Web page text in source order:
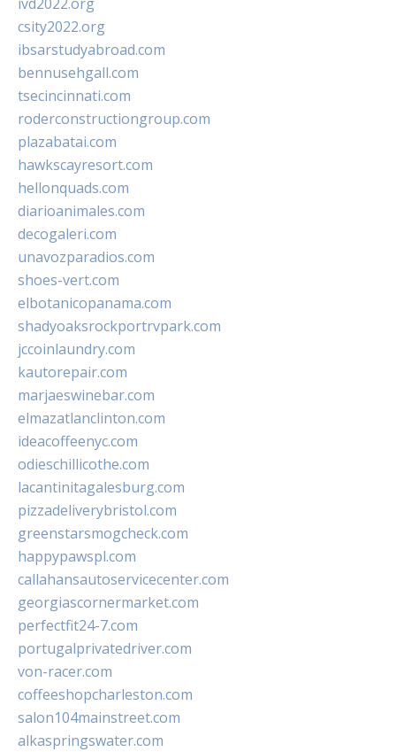
csity2022.org
ibsarstudyabroad.com
bennusehgall.com
tsecincinnati.com
roderconstructiongroup.com
plazabatai.com
hawkscayresort.com
hellonquads.com
diarioanimales.com
decogaleri.com
unavozparadios.com
shoes-vert.com
elbotanicopanama.com
shadyoaksrockportrvpark.com
jccoinlaundry.com
kautorepair.com
marjaeswinebar.com
elmazatlanclinton.com
ideacoffeenyc.com
odieschillicothe.com
lacantinitagalesburg.com
pizzadeliverybristol.com
greenstarsmogcheck.com
happypawspl.com
callahansautoservicecenter.com
georgiascornermarket.com
perfectfit24-7.com
portugalprivatedriver.com
von-racer.com
coffeeshopcharleston.com
salon104mainstreet.com
alkaspringswater.com